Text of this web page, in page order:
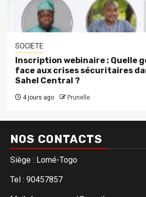
SOCIETE
Inscription webinaire : Quelle
face aux crises sécuritaires
Sahel Central ?
4 jours ago Prunelle
NOS CONTACTS
Siège : Lomé-Togo
Tel : 90457857